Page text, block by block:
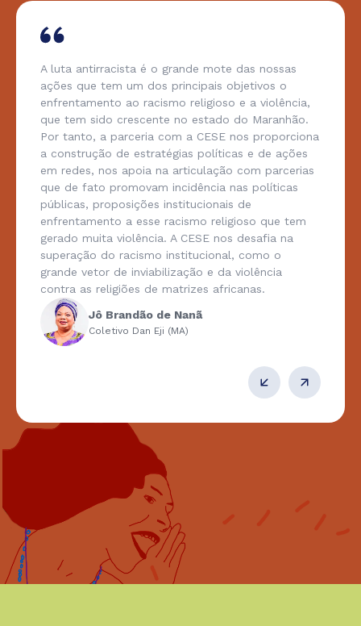
A luta antirracista é o grande mote das nossas
ações que tem um dos principais objetivos o
enfrentamento ao racismo religioso e a violência,
que tem sido crescente no estado do Maranhão.
Por tanto, a parceria com a CESE nos proporciona
a construção de estratégias políticas e de ações
em redes, nos apoia na articulação com parcerias
que de fato promovam incidência nas políticas
públicas, proposições institucionais de
enfrentamento a esse racismo religioso que tem
gerado muita violência. A CESE nos desafia na
superação do racismo institucional, como o
grande vetor de inviabilização e da violência
contra as religiões de matrizes africanas.
Jô Brandão de Nanã
Coletivo Dan Eji (MA)